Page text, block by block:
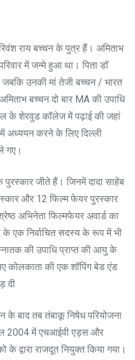
राय बच्चन के पुत्र हैं। अमिताभ
में जन्मे हुआ था। पिता डॉ
जबकि उनकी मां तेजी बच्चन / भारत
बच्चन दो बार MA की उपाधि
के शेरवुड कॉलेज में पढ़ाई की जहां
अध्ययन करने के लिए दिल्ली
गए।
जीते हैं। जिनमें दादा साहेब
और 12 फिल्म फेयर पुरस्कार
अभिनेता फिल्मफेयर अवार्ड का
के एक निर्वाचित सदस्य के रूप में भी
की उपाधि प्राप्त की आयु के
की एक शॉपिंग बेड एंड
दी
के बाद तब तंबाकू निषेध परियोजना
2004 में एचआईवी एड्स और
द्वारा राजदूत नियुक्त किया गया।